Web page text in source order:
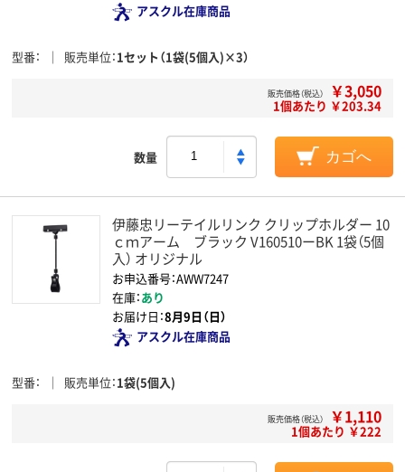
アスクル在庫商品
型番 販売単位 1セット（1袋(5個入)×3）
販売価格（税込） ￥3,050
1個あたり ￥203.34
数量 カゴへ
伊藤忠リーテイルリンク クリップホルダー 10
ｃｍアーム ブラック V160510ーBK 1袋（5個
入） オリジナル
お申込番号：AWW7247
在庫：あり
お届け日：8月9日（日）
アスクル在庫商品
型番 販売単位 1袋(5個入)
販売価格（税込） ￥1,110
1個あたり ￥222